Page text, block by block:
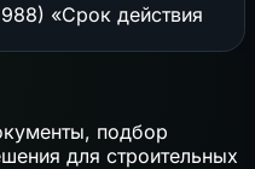
«Срок действия
подбор
для строительных